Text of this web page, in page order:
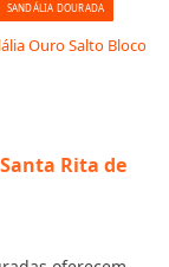
SANDÁLIA DOURADA
Ouro Salto Bloco
Rita de